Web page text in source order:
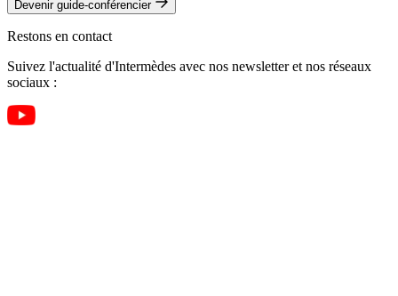
Devenir guide-conférencier
Restons en contact
Suivez l'actualité d'Intermèdes avec nos newsletter et nos réseaux
sociaux :